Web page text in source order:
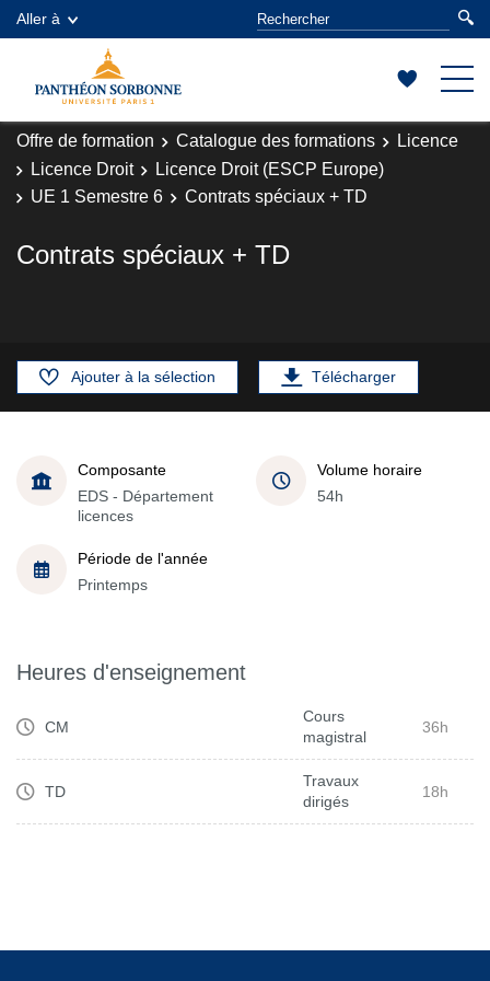
Aller à
Offre de formation Catalogue des formations
Licence
Licence Droit
Licence Droit (ESCP Europe)
UE 1 Semestre 6
Contrats spéciaux + TD
Contrats spéciaux + TD
Ajouter à la sélection Télécharger
Composante
EDS - Département
licences
Volume horaire
54h
Période de l'année
Printemps
Heures d'enseignement
CM
Cours
magistral
36h
TD
Travaux
dirigés
18h